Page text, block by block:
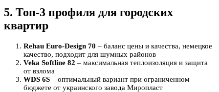
5. Топ-3 профиля для городских
квартир
Rehau Euro-Design 70 – баланс цены и качества, немецкое
качество, подходит для шумных районов
Veka Softline 82 – максимальная теплоизоляция и защита
от взлома
WDS 6S – оптимальный вариант при ограниченном
бюджете от украинского завода Миропласт